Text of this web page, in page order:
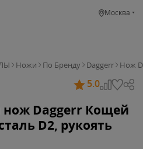
Москва
Ножи По Бренду Daggerr Нож
5.0
Daggerr Кощей
D2, рукоять